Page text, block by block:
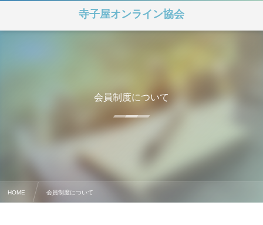
寺子屋オンライン協会
会員制度について
HOME 会員制度について